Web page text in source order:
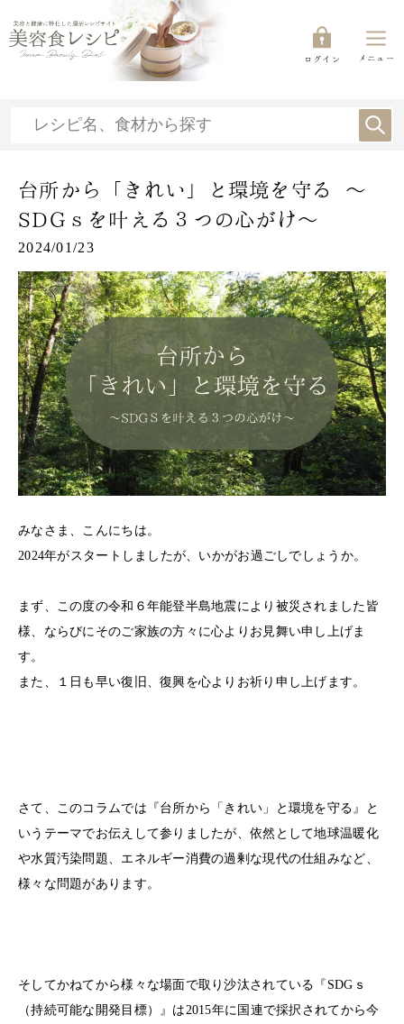
ログイン メニュー
台所から「きれい」と環境を守る ～
SDGｓを叶える３つの心がけ～
2024/01/23
みなさま、こんにちは。
2024年がスタートしましたが、いかがお過ごしでしょうか。
まず、この度の令和６年能登半島地震により被災されました皆
様、ならびにそのご家族の方々に心よりお見舞い申し上げま
す。
また、１日も早い復旧、復興を心よりお祈り申し上げます。
さて、このコラムでは『台所から「きれい」と環境を守る』と
いうテーマでお伝えして参りましたが、依然として地球温暖化
や水質汚染問題、エネルギー消費の過剰な現代の仕組みなど、
様々な問題があります。
そしてかねてから様々な場面で取り沙汰されている『SDGｓ
（持続可能な開発目標）』は2015年に国連で採択されてから今